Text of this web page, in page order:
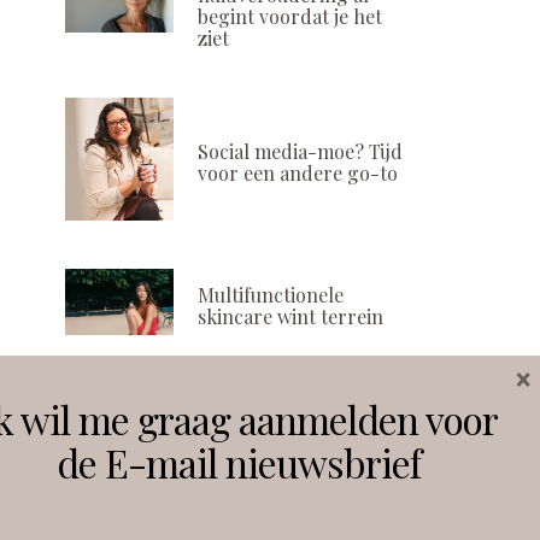
begint voordat je het
ziet
Social media-moe? Tijd
voor een andere go-to
Multifunctionele
skincare wint terrein
Volg ons
wil me graag aanmelden voor
de E-mail nieuwsbrief
×